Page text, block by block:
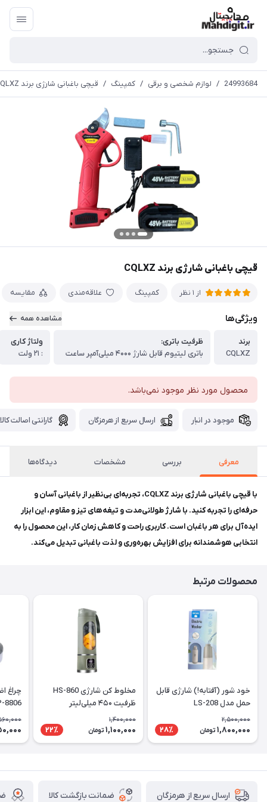
24993684
/ لوازم شخصی و برقی / کمپینگ / قیچی باغبانی شارژی برند CQLXZ
قیچی باغبانی شارژی برند CQLXZ
از 1 نظر کمپینگ علاقه‌مندی مقایسه
ویژگی‌ها مشاهده همه
برند
CQLXZ
ظرفیت باتری:
باتری لیتیوم قابل شارژ ۴۰۰۰ میلی‌آمپر ساعت
ولتاژ کاری
: ۲۱ ولت
محصول مورد نظر موجود نمی‌باشد.
موجود در انبار ارسال سریع از هرمزگان گارانتی اصالت کالا
معرفی بررسی مشخصات دیدگاه‌ها
با قیچی باغبانی شارژی برند CQLXZ، تجربه‌ای بی‌نظیر از باغبانی آسان و
حرفه‌ای را تجربه کنید. با شارژ طولانی‌مدت و تیغه‌های تیز و مقاوم، این ابزار
ایده‌آل برای هر باغبان است. کاربری راحت و کاهش زمان کار، این محصول را به
انتخابی هوشمندانه برای افزایش بهره‌وری و لذت باغبانی تبدیل می‌کند.
محصولات مرتبط
خود شور (آفتابه!) شارژی قابل
حمل مدل LS-208
2,500,000
1,800,000 تومان 28٪
مخلوط کن شارژی HS-860
ظرفیت ۴۵۰ میلی‌لیتر
1,400,000
1,100,000 تومان 22٪
چراغ
ارسال سریع از هرمزگان ضمانت بازگشت کالا